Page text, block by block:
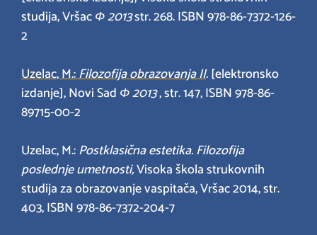
studija, VršacФ2013str. 268. ISBN 978-86-7372-126-
2
Uzelac, M.:Filozofija obrazovanja II.[elektronsko
izdanje], Novi Sad Ф2013, str. 147, ISBN 978-86-
89715-00-2
Uzelac, M.:Postklasična estetika. Filozofija
poslednje umetnosti,Visoka škola strukovnih
studija za obrazovanje vaspitača, Vršac 2014, str.
403, ISBN 978-86-7372-204-7